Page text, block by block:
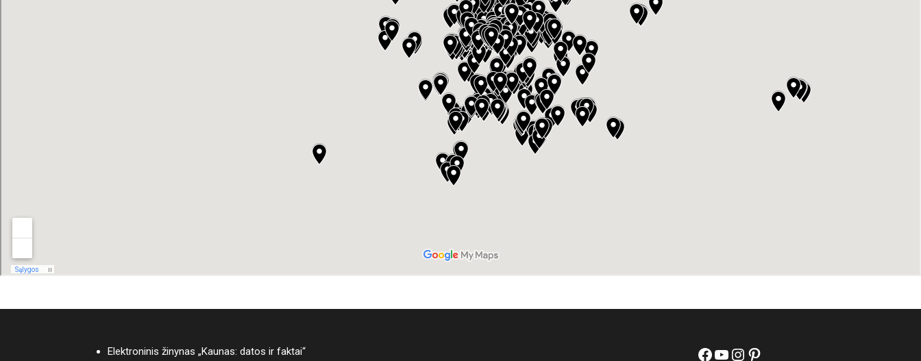
Elektroninis žinynas „Kaunas: datos ir faktai“ Facebook
YouTube
Instagram
Pinterest